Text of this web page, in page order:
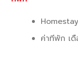
ค่าทีพัก เ